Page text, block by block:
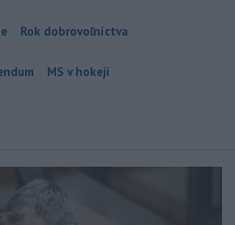
Rok dobrovoľníctva
MS v hokeji